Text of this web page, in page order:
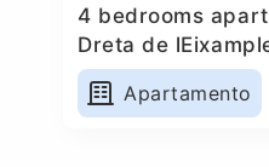
4 bedrooms
Dreta de
Apartamento